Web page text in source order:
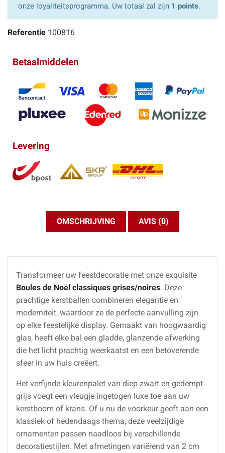
onze loyaliteitsprogramma. Uw totaal zal zijn 1 points.
Referentie 100816
Betaalmiddelen
Levering
OMSCHRIJVING AVIS (0)
Transformeer uw feestdecoratie met onze exquisite
Boules de Noël classiques grises/noires. Deze
prachtige kerstballen combineren elegantie en
moderniteit, waardoor ze de perfecte aanvulling zijn
op elke feestelijke display. Gemaakt van hoogwaardig
glas, heeft elke bal een gladde, glanzende afwerking
die het licht prachtig weerkaatst en een betoverende
sfeer in uw huis creëert.
Het verfijnde kleurenpalet van diep zwart en gedempt
grijs voegt een vleugje ingetogen luxe toe aan uw
kerstboom of krans. Of u nu de voorkeur geeft aan een
klassiek of hedendaags thema, deze veelzijdige
ornamenten passen naadloos bij verschillende
decoratiestijlen. Met afmetingen variërend van 2 cm